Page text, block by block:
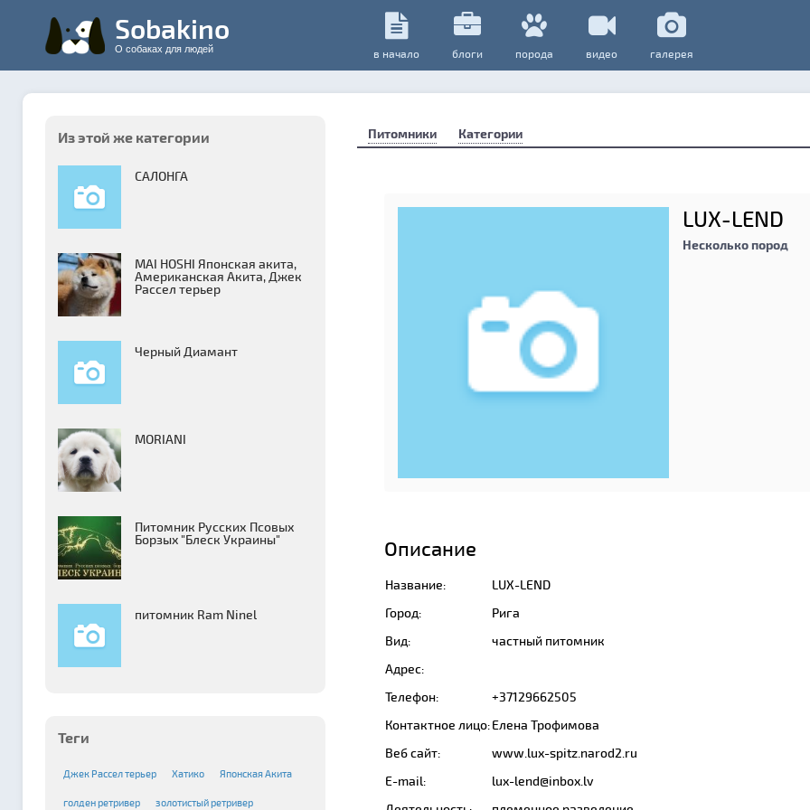
Sobakino
О собаках для людей в начало блоги порода видео галерея
Из этой же категории
САЛОНГА
MAI HOSHI Японская акита,
Американская Акита, Джек
Рассел терьер
Черный Диамант
MORIANI
Питомник Русских Псовых
Борзыx "Блеск Украины"
питомник Ram Ninel
Теги
Джек Рассел терьер Хатико Японская Акита
голден ретривер золотистый ретривер
Питомники Категории
LUX-LEND
Несколько пород
Описание
Название:
LUX-LEND
Город:
Рига
Вид:
частный питомник
Адрес:
Телефон:
+37129662505
Контактное лицо:Елена Трофимова
Веб сайт:
www.lux-spitz.narod2.ru
E-mail:
lux-lend@inbox.lv